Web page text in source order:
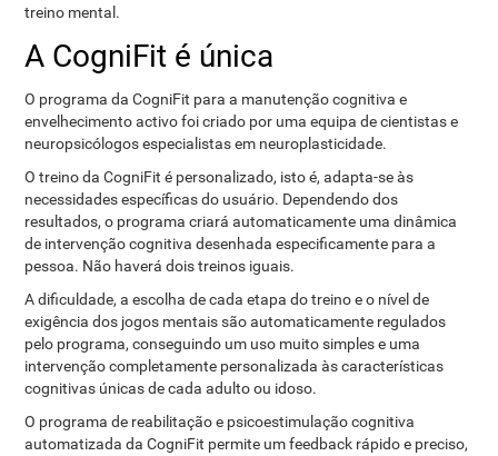
treino mental.
A CogniFit é única
O programa da CogniFit para a manutenção cognitiva e
envelhecimento activo foi criado por uma equipa de cientistas e
neuropsicólogos especialistas em neuroplasticidade.
O treino da CogniFit é personalizado, isto é, adapta-se às
necessidades específicas do usuário. Dependendo dos
resultados, o programa criará automaticamente uma dinâmica
de intervenção cognitiva desenhada especificamente para a
pessoa. Não haverá dois treinos iguais.
A dificuldade, a escolha de cada etapa do treino e o nível de
exigência dos jogos mentais são automaticamente regulados
pelo programa, conseguindo um uso muito simples e uma
intervenção completamente personalizada às características
cognitivas únicas de cada adulto ou idoso.
O programa de reabilitação e psicoestimulação cognitiva
automatizada da CogniFit permite um feedback rápido e preciso,